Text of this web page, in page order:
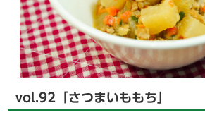
vol.92「さつまいももち」